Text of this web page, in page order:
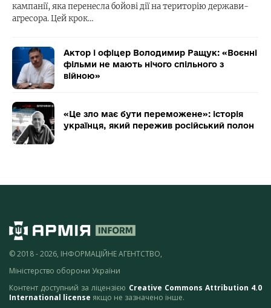
кампанії, яка перенесла бойові дії на територію держави-
агресора. Цей крок…
Актор і офіцер Володимир Ращук: «Воєнні
фільми не мають нічого спільного з
війною»
«Це зло має бути переможене»: історія
українця, який пережив російський полон
© 2018 - 2026, ІНФОРМАЦІЙНЕ АГЕНТСТВО,
Міністерство оборони України
Контент доступний за ліцензією Creative Commons Attribution 4.0
International license якщо не зазначено інше.